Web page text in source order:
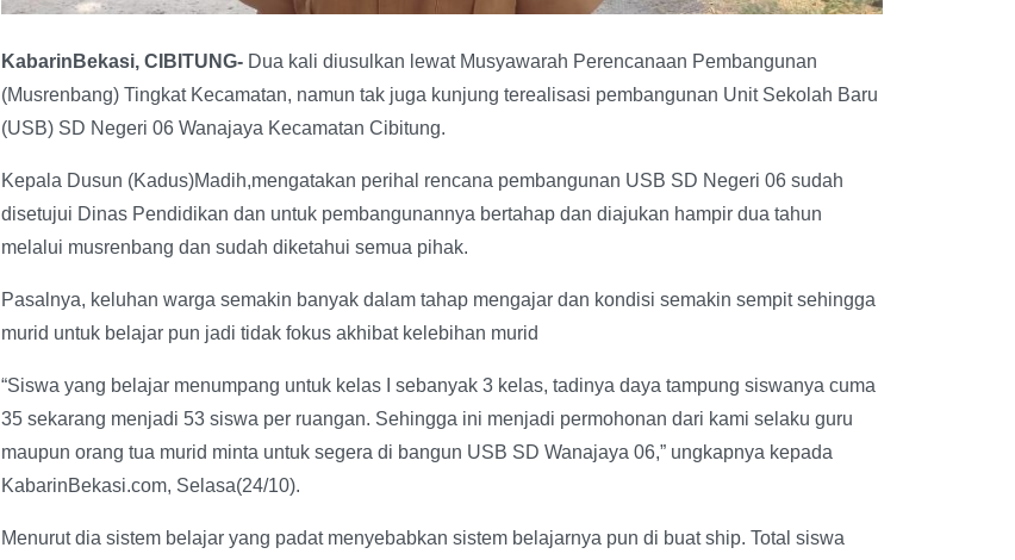
KabarinBekasi, CIBITUNG-Dua kali diusulkan lewat Musyawarah Perencanaan Pembangunan
(Musrenbang) Tingkat Kecamatan, namun tak juga kunjung terealisasi pembangunan Unit Sekolah Baru
(USB) SD Negeri 06 Wanajaya Kecamatan Cibitung.
Kepala Dusun (Kadus)Madih,mengatakan perihal rencana pembangunan USB SD Negeri 06 sudah
disetujui Dinas Pendidikan dan untuk pembangunannya bertahap dan diajukan hampir dua tahun
melalui musrenbang dan sudah diketahui semua pihak.
Pasalnya, keluhan warga semakin banyak dalam tahap mengajar dan kondisi semakin sempit sehingga
murid untuk belajar pun jadi tidak fokus akhibat kelebihan murid
“Siswa yang belajar menumpang untuk kelas I sebanyak 3 kelas, tadinya daya tampung siswanya cuma
35 sekarang menjadi 53 siswa per ruangan. Sehingga ini menjadi permohonan dari kami selaku guru
maupun orang tua murid minta untuk segera di bangun USB SD Wanajaya 06,” ungkapnya kepada
KabarinBekasi.com, Selasa(24/10).
Menurut dia sistem belajar yang padat menyebabkan sistem belajarnya pun di buat ship. Total siswa